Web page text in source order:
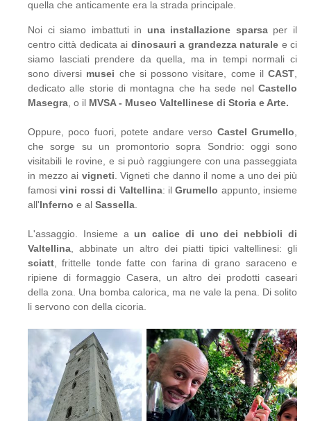
quella che anticamente era la strada principale.
Noi ci siamo imbattuti in una installazione sparsaper il
centro città dedicata ai dinosauri a grandezza naturale e ci
siamo lasciati prendere da quella, ma in tempi normali ci
sono diversi musei che si possono visitare, come ilCAST
dedicato alle storie di montagna che ha sede nel Castello
Masegra , o il MVSA - Museo Valtellinese di Storia e Arte.
Oppure, poco fuori, potete andare verso Castel Grumello
che sorge su un promontorio sopra Sondrio: oggi sono
visitabili le rovine, e si può raggiungere con una passeggiata
in mezzo ai vigneti . Vigneti che danno il nome a uno dei più
famosivini rossi di Valtellina: ilGrumello appunto, insieme
all'Inferno e al Sassella
L'assaggio. Insieme a un calice di uno dei nebbioli di
Valtellina , abbinate un altro dei piatti tipici valtellinesi: gli
sciatt , frittelle tonde fatte con farina di grano saraceno e
ripiene di formaggio Casera, un altro dei prodotti caseari
della zona. Una bomba calorica, ma ne vale la pena. Di solito
li servono con della cicoria.